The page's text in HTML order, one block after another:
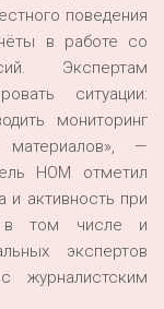
поведения
в работе со
Экспертам
ситуации:
мониторинг
материалов», —
НОМ отметил
и активность при
в том числе и
экспертов
журналистским